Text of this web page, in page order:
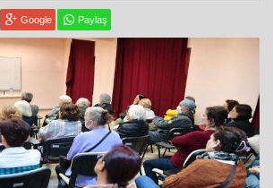
Google Paylaş